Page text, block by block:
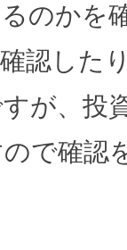
のかを
認した
が、投
で確認